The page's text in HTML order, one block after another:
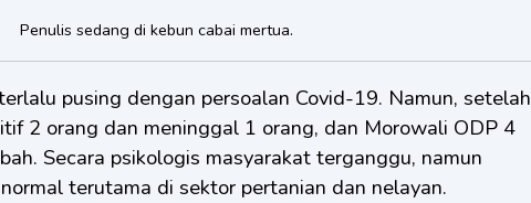
Penulis sedang di kebun cabai mertua.
pusing dengan persoalan Covid-19. Namun, setelah
2 orang dan meninggal 1 orang, dan Morowali ODP 4
Secara psikologis masyarakat terganggu, namun
terutama di sektor pertanian dan nelayan.